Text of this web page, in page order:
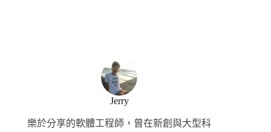
Jerry
樂於分享的軟體工程師，曾在新創與大型科